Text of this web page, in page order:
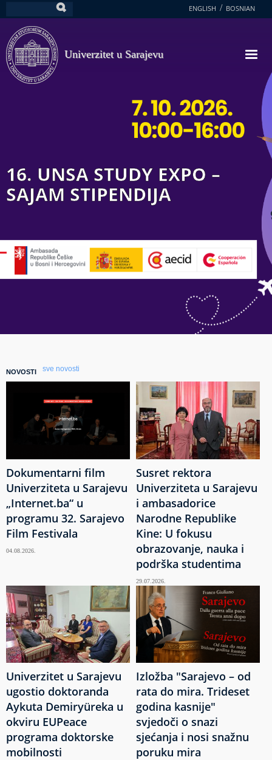
na
glavni
sadržaj
ENGLISH BOSNIAN
Univerzitet u Sarajevu
16. UNSA STUDY EXPO –
SAJAM STIPENDIJA
NOVOSTI sve novosti
Dokumentarni film
Univerziteta u Sarajevu
„Internet.ba“ u
programu 32. Sarajevo
Film Festivala
04.08.2026.
Susret rektora
Univerziteta u Sarajevu
i ambasadorice
Narodne Republike
Kine: U fokusu
obrazovanje, nauka i
podrška studentima
29.07.2026.
Univerzitet u Sarajevu
ugostio doktoranda
Aykuta Demiryüreka u
okviru EUPeace
programa doktorske
mobilnosti
Izložba "Sarajevo – od
rata do mira. Trideset
godina kasnije"
svjedoči o snazi
sjećanja i nosi snažnu
poruku mira